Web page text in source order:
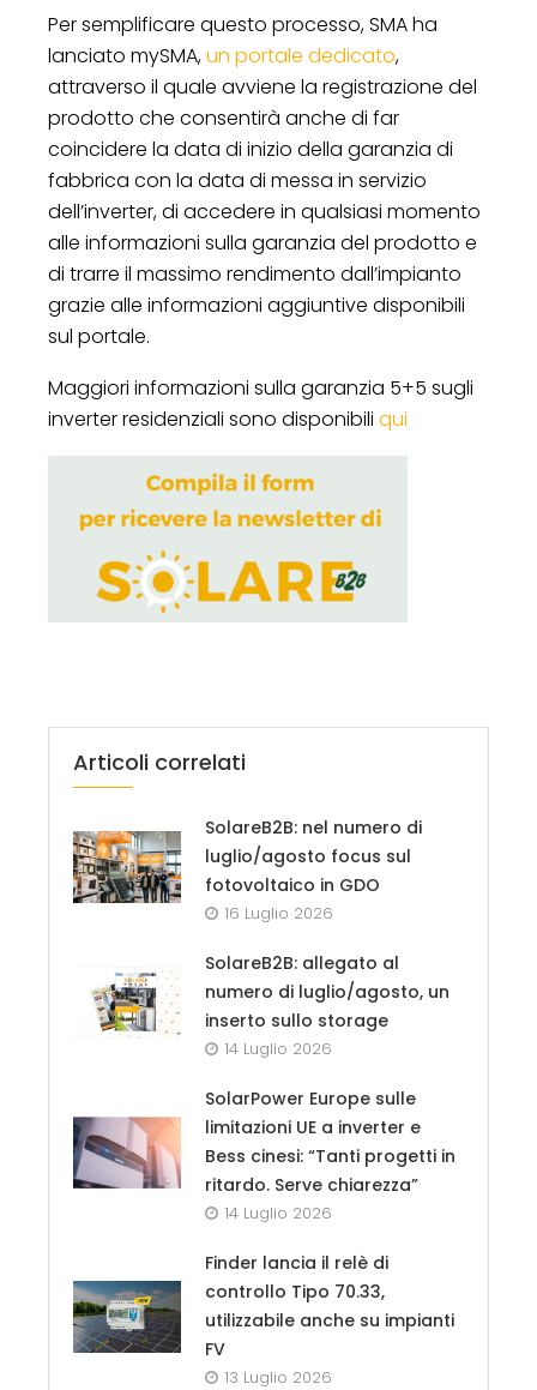
Per semplificare questo processo, SMA ha
lanciato mySMA,un portale dedicato,
attraverso il quale avviene la registrazione del
prodotto che consentirà anche di far
coincidere la data di inizio della garanzia di
fabbrica con la data di messa in servizio
dell’inverter, di accedere in qualsiasi momento
alle informazioni sulla garanzia del prodotto e
di trarre il massimo rendimento dall’impianto
grazie alle informazioni aggiuntive disponibili
sul portale.
Maggiori informazioni sulla garanzia 5+5 sugli
inverter residenziali sono disponibili qui
Articoli correlati
SolareB2B: nel numero di
luglio/agosto focus sul
fotovoltaico in GDO
16 Luglio 2026
SolareB2B: allegato al
numero di luglio/agosto, un
inserto sullo storage
14 Luglio 2026
SolarPower Europe sulle
limitazioni UE a inverter e
Bess cinesi: “Tanti progetti in
ritardo. Serve chiarezza”
14 Luglio 2026
Finder lancia il relè di
controllo Tipo 70.33,
utilizzabile anche su impianti
FV
13 Luglio 2026